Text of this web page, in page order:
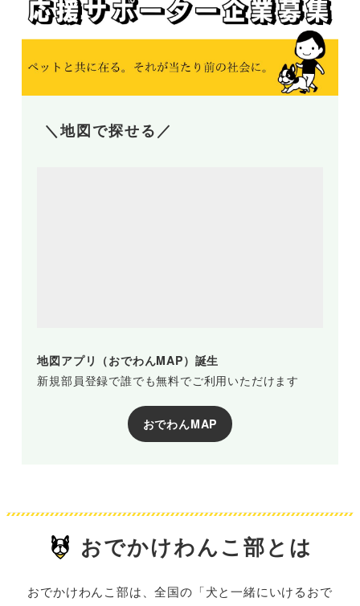
＼地図で探せる／
地図アプリ（おでわんMAP）誕生
新規部員登録で誰でも無料でご利用いただけます
おでわんMAP
おでかけわんこ部とは
おでかけわんこ部は、全国の「犬と一緒にいけるおで